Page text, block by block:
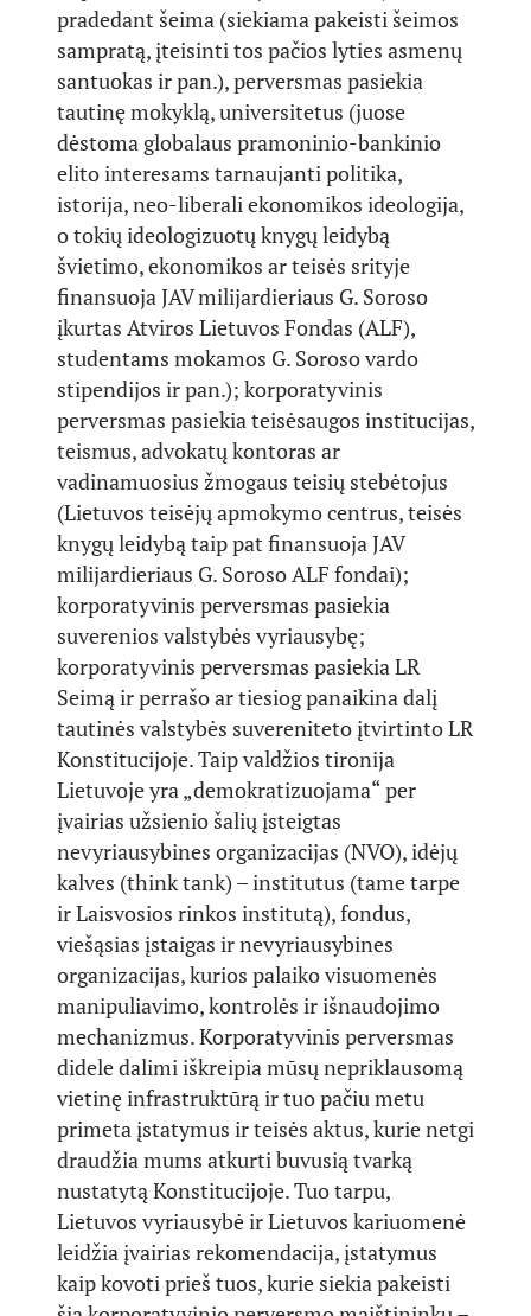
pradedant šeima (siekiama pakeisti šeimos
sampratą, įteisinti tos pačios lyties asmenų
santuokas ir pan.), perversmas pasiekia
tautinę mokyklą, universitetus (juose
dėstoma globalaus pramoninio-bankinio
elito interesams tarnaujanti politika,
istorija, neo-liberali ekonomikos ideologija,
o tokių ideologizuotų knygų leidybą
švietimo, ekonomikos ar teisės srityje
finansuoja JAV milijardieriaus G. Soroso
įkurtas Atviros Lietuvos Fondas (ALF),
studentams mokamos G. Soroso vardo
stipendijos ir pan.); korporatyvinis
perversmas pasiekia teisėsaugos institucijas,
teismus, advokatų kontoras ar
vadinamuosius žmogaus teisių stebėtojus
(Lietuvos teisėjų apmokymo centrus, teisės
knygų leidybą taip pat finansuoja JAV
milijardieriaus G. Soroso ALF fondai);
korporatyvinis perversmas pasiekia
suverenios valstybės vyriausybę;
korporatyvinis perversmas pasiekia LR
Seimą ir perrašo ar tiesiog panaikina dalį
tautinės valstybės suvereniteto įtvirtinto LR
Konstitucijoje. Taip valdžios tironija
Lietuvoje yra „demokratizuojama“ per
įvairias užsienio šalių įsteigtas
nevyriausybines organizacijas (NVO), idėjų
kalves (think tank) – institutus (tame tarpe
ir Laisvosios rinkos institutą), fondus,
viešąsias įstaigas ir nevyriausybines
organizacijas, kurios palaiko visuomenės
manipuliavimo, kontrolės ir išnaudojimo
mechanizmus. Korporatyvinis perversmas
didele dalimi iškreipia mūsų nepriklausomą
vietinę infrastruktūrą ir tuo pačiu metu
primeta įstatymus ir teisės aktus, kurie netgi
draudžia mums atkurti buvusią tvarką
nustatytą Konstitucijoje. Tuo tarpu,
Lietuvos vyriausybė ir Lietuvos kariuomenė
leidžia įvairias rekomendacija, įstatymus
kaip kovoti prieš tuos, kurie siekia pakeisti